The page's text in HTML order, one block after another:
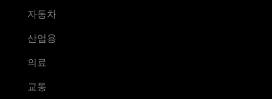
자동차
산업용
의료
교통